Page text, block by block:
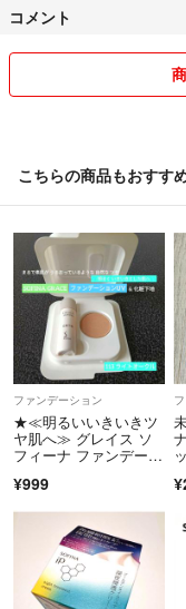
画像を追加でご覧にな
居宅内に喫煙者はおり
商品発送後のキャンセル
ノーリターンでお願いし
コメント
こちらの商品もおすす
ファンデーション
★≪明るいいきいきツ
ヤ肌へ≫ グレイス ソ
フィーナ ファンデーシ
¥999